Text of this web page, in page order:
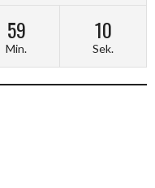
59
Min.
10
Sek.